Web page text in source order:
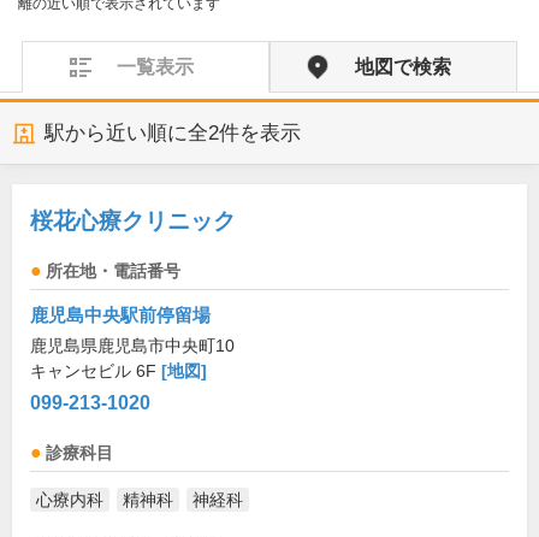
離の近い順で表示されています
一覧表示 地図で検索
駅から近い順に全2件を表示
桜花心療クリニック
所在地・電話番号
鹿児島中央駅前停留場
鹿児島県鹿児島市中央町10
キャンセビル 6F [地図]
099-213-1020
診療科目
心療内科 精神科 神経科